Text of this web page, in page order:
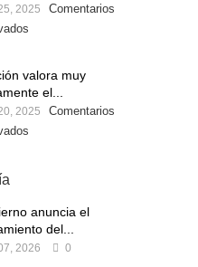
2025
Comentarios
valora muy
el...
2025
Comentarios
anuncia el
del...
2026 0